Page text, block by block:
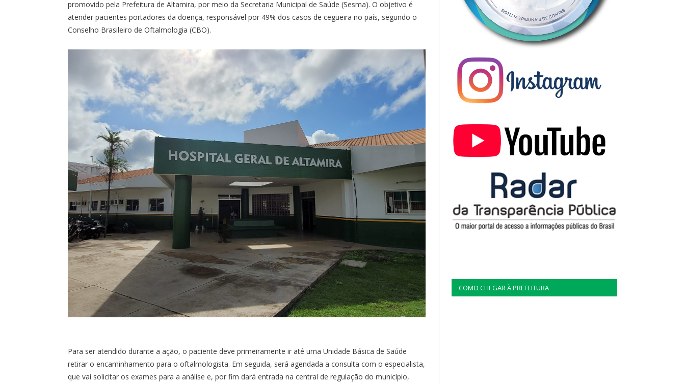
promovido pela Prefeitura de Altamira, por meio da Secretaria Municipal de Saúde (Sesma). O objetivo é
atender pacientes portadores da doença, responsável por 49% dos casos de cegueira no país, segundo o
Conselho Brasileiro de Oftalmologia (CBO).
Para ser atendido durante a ação, o paciente deve primeiramente ir até uma Unidade Básica de Saúde
retirar o encaminhamento para o oftalmologista. Em seguida, será agendada a consulta com o especialista,
que vai solicitar os exames para a análise e, por fim dará entrada na central de regulação do município,
COMO CHEGAR À PREFEITURA